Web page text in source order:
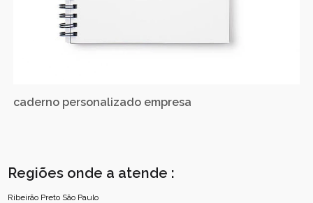
caderno personalizado empresa
Regiões onde a atende :
Ribeirão Preto São Paulo